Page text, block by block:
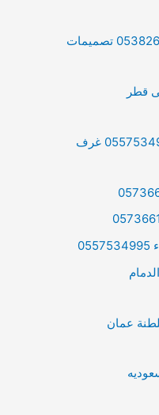
معلم شلالات فى مكه 0538263919 تصميمات
قطر
جلسات حدائق بالاحساء 0557534995 غرف
عمان